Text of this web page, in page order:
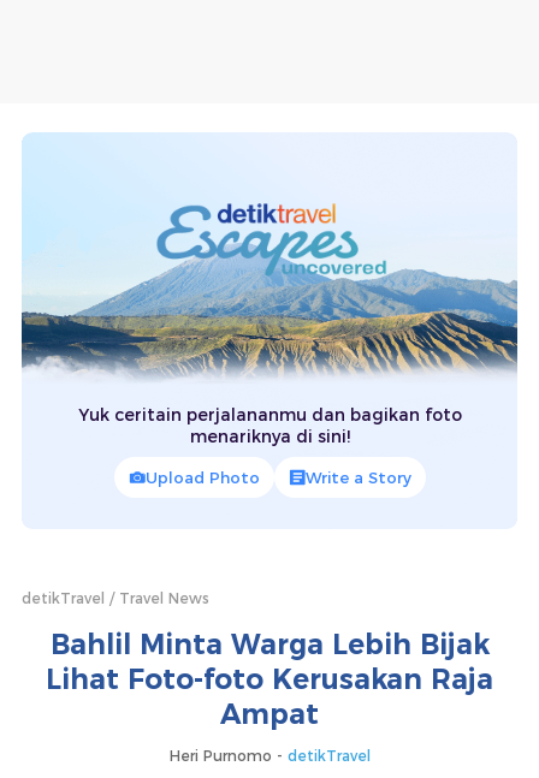
Yuk ceritain perjalananmu dan bagikan foto
menariknya di sini!
Upload Photo Write a Story
detikTravel Travel News
Bahlil Minta Warga Lebih Bijak
Lihat Foto-foto Kerusakan Raja
Ampat
Heri Purnomo - detikTravel